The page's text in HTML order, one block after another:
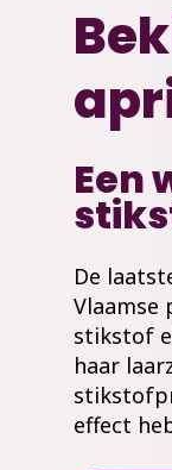
Een
De
Vlaamse
stikstof
haar
effect